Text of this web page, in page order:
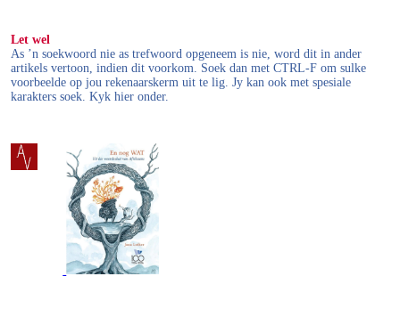
Let wel
As ’n soekwoord nie as trefwoord opgeneem is nie, word dit in ander
artikels vertoon, indien dit voorkom. Soek dan met CTRL-F om sulke
voorbeelde op jou rekenaarskerm uit te lig. Jy kan ook met spesiale
karakters soek. Kyk hier onder.